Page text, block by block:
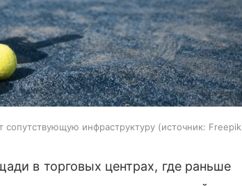
инфраструктуру источник: Freepik
в торговых центрах, где раньше